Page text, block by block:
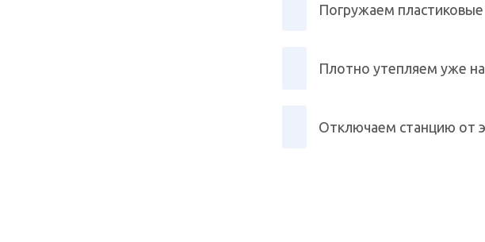
Погружаем
Плотно утепляем уже
Отключаем станцию от